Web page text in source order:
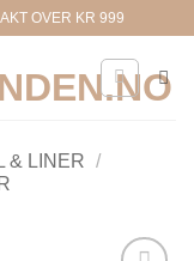
OVER KR 999
& LINER /